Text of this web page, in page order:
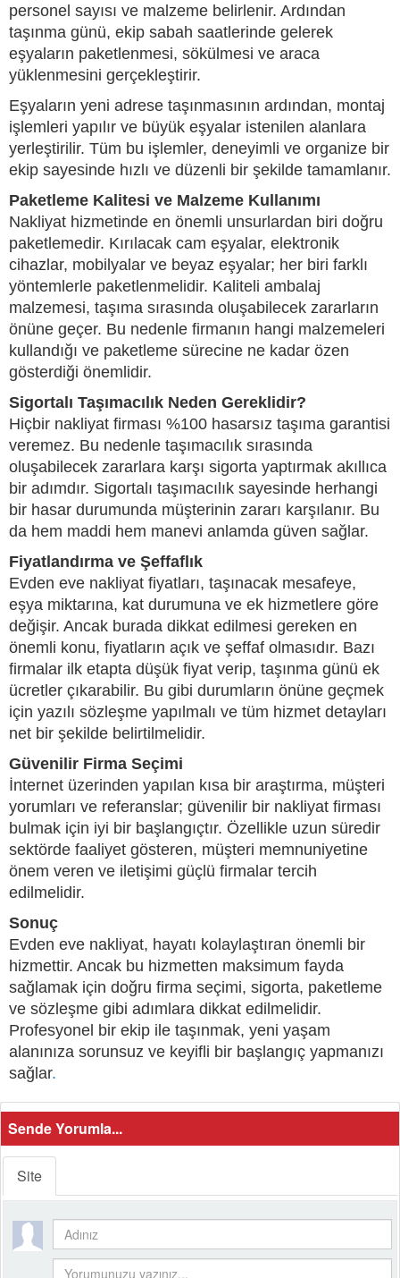
personel sayısı ve malzeme belirlenir. Ardından
taşınma günü, ekip sabah saatlerinde gelerek
eşyaların paketlenmesi, sökülmesi ve araca
yüklenmesini gerçekleştirir.
Eşyaların yeni adrese taşınmasının ardından, montaj
işlemleri yapılır ve büyük eşyalar istenilen alanlara
yerleştirilir. Tüm bu işlemler, deneyimli ve organize bir
ekip sayesinde hızlı ve düzenli bir şekilde tamamlanır.
Paketleme Kalitesi ve Malzeme Kullanımı
Nakliyat hizmetinde en önemli unsurlardan biri doğru
paketlemedir. Kırılacak cam eşyalar, elektronik
cihazlar, mobilyalar ve beyaz eşyalar; her biri farklı
yöntemlerle paketlenmelidir. Kaliteli ambalaj
malzemesi, taşıma sırasında oluşabilecek zararların
önüne geçer. Bu nedenle firmanın hangi malzemeleri
kullandığı ve paketleme sürecine ne kadar özen
gösterdiği önemlidir.
Sigortalı Taşımacılık Neden Gereklidir?
Hiçbir nakliyat firması %100 hasarsız taşıma garantisi
veremez. Bu nedenle taşımacılık sırasında
oluşabilecek zararlara karşı sigorta yaptırmak akıllıca
bir adımdır. Sigortalı taşımacılık sayesinde herhangi
bir hasar durumunda müşterinin zararı karşılanır. Bu
da hem maddi hem manevi anlamda güven sağlar.
Fiyatlandırma ve Şeffaflık
Evden eve nakliyat fiyatları, taşınacak mesafeye,
eşya miktarına, kat durumuna ve ek hizmetlere göre
değişir. Ancak burada dikkat edilmesi gereken en
önemli konu, fiyatların açık ve şeffaf olmasıdır. Bazı
firmalar ilk etapta düşük fiyat verip, taşınma günü ek
ücretler çıkarabilir. Bu gibi durumların önüne geçmek
için yazılı sözleşme yapılmalı ve tüm hizmet detayları
net bir şekilde belirtilmelidir.
Güvenilir Firma Seçimi
İnternet üzerinden yapılan kısa bir araştırma, müşteri
yorumları ve referanslar; güvenilir bir nakliyat firması
bulmak için iyi bir başlangıçtır. Özellikle uzun süredir
sektörde faaliyet gösteren, müşteri memnuniyetine
önem veren ve iletişimi güçlü firmalar tercih
edilmelidir.
Sonuç
Evden eve nakliyat, hayatı kolaylaştıran önemli bir
hizmettir. Ancak bu hizmetten maksimum fayda
sağlamak için doğru firma seçimi, sigorta, paketleme
ve sözleşme gibi adımlara dikkat edilmelidir.
Profesyonel bir ekip ile taşınmak, yeni yaşam
alanınıza sorunsuz ve keyifli bir başlangıç yapmanızı
sağlar.
Sende Yorumla...
Site